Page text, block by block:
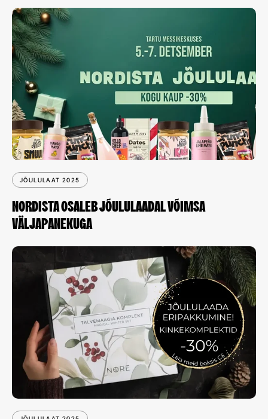
JÕULULAAT 2025
NORDISTA OSALEB JÕULULAADAL VÕIMSA
VÄLJAPANEKUGA